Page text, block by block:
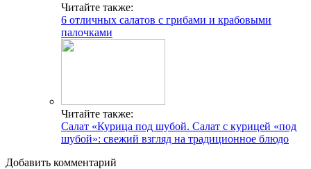
Читайте также:
6 отличных салатов с грибами и крабовыми
палочками
Читайте также:
Салат «Курица под шубой. Салат с курицей «под
шубой»: свежий взгляд на традиционное блюдо
Добавить комментарий